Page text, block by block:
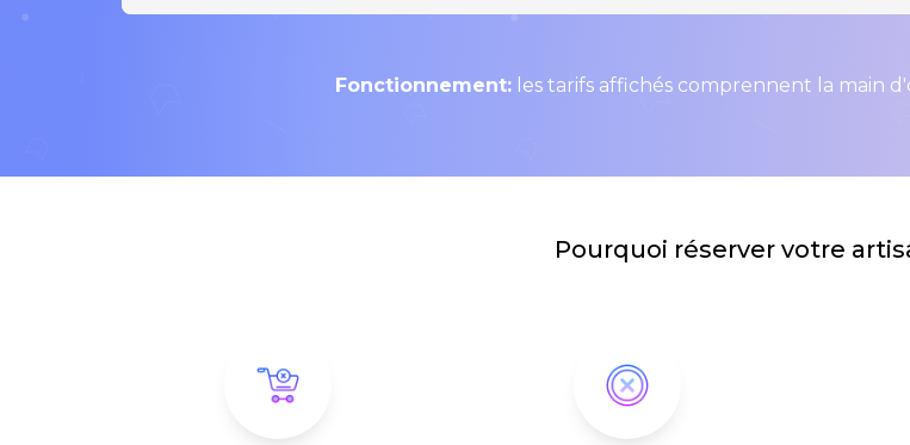
Fonctionnement:les tarifs affichés comprennent la main
Pourquoi réserver votre